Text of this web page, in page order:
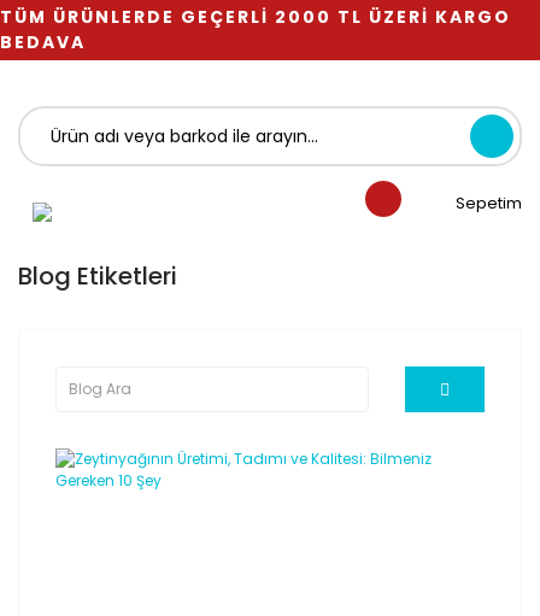
TÜM ÜRÜNLERDE GEÇERLİ 2000 TL ÜZERİ KARGO
BEDAVA
Sepetim
Blog Etiketleri